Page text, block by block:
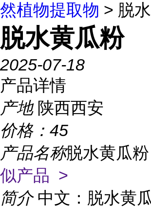
然植物提取物 > 脱
脱水黄瓜粉
2025-07-18
产品详情
产地 陕西西安
价格： 45
产品名称脱水黄瓜粉
似产品 >
简介 中文：脱水黄